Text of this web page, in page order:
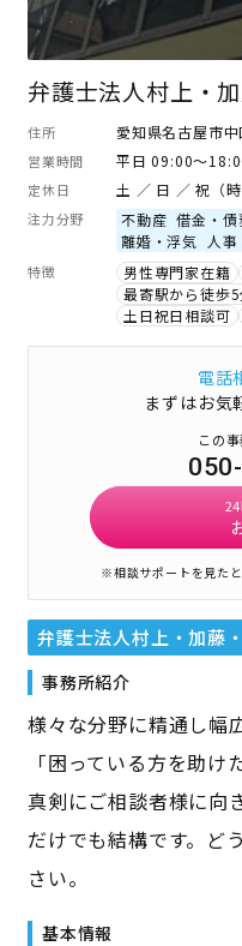
弁護士法人村上・
住所 愛知県名古屋市
営業時間 平日 09:00～
定休日 土 ／ 日 ／ 祝（
注力分野 不動産 借金・債
離婚・浮気
人
特徴 男性専門家在籍
最寄駅から徒歩
土日祝日相談可
電話
まずはお気
この
※相談サポートを見た
弁護士法人村上・加藤
事務所紹介
様々な分野に精通し幅
「困っている方を助
真剣にご相談者様に向
だけでも結構です。ど
さい。
基本情報